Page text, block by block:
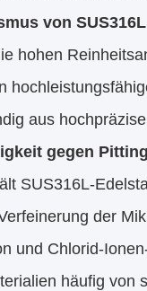
von SUS316L
hohen
aus
gegen
SUS316L-
der
und Chlorid-
häufig von